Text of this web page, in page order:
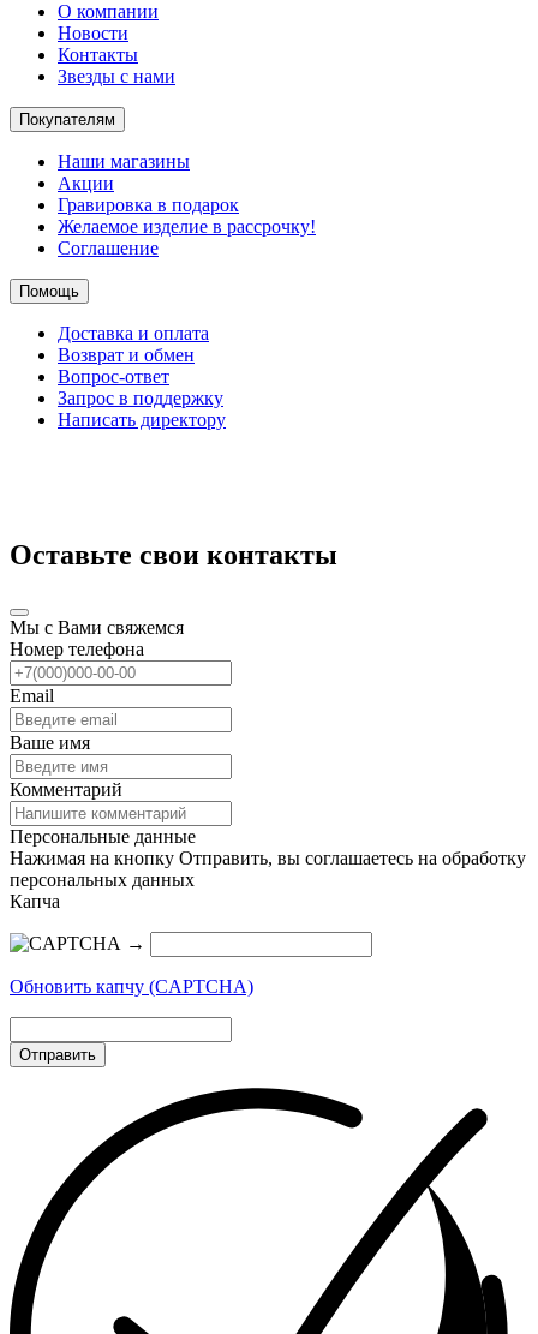
О компании
Новости
Контакты
Звезды с нами
Покупателям
Наши магазины
Акции
Гравировка в подарок
Желаемое изделие в рассрочку!
Соглашение
Помощь
Доставка и оплата
Возврат и обмен
Вопрос-ответ
Запрос в поддержку
Написать директору
Оставьте свои контакты
Мы с Вами свяжемся
Номер телефона
Email
Ваше имя
Комментарий
Персональные данные
Нажимая на кнопку Отправить, вы соглашаетесь на обработку
персональных данных
Капча
→
Обновить капчу (CAPTCHA)
Отправить